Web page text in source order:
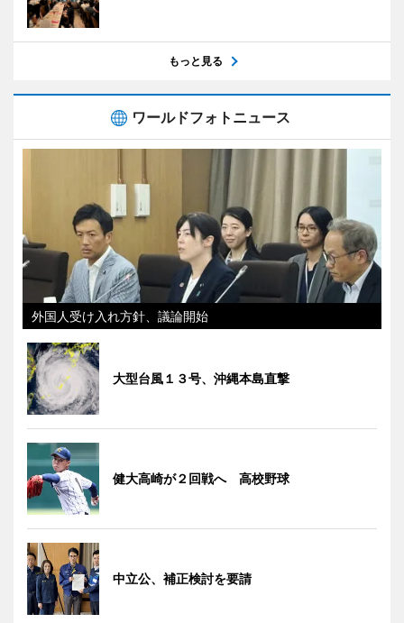
もっと見る
ワールドフォトニュース
外国人受け入れ方針、議論開始
大型台風１３号、沖縄本島直撃
健大高崎が２回戦へ 高校野球
中立公、補正検討を要請